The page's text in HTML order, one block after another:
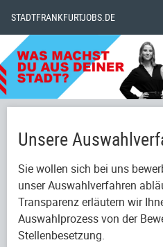
STADTFRANKFURTJOBS.DE
Unsere
Sie wollen sich bei uns
unser Auswahlverfahren
Transparenz erläutern wir
Auswahlprozess von der
Stellenbesetzung.